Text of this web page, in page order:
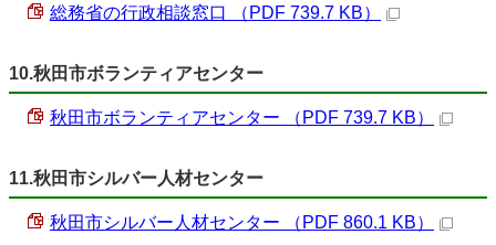
総務省の行政相談窓口 （PDF 739.7 KB）
10.秋田市ボランティアセンター
秋田市ボランティアセンター （PDF 739.7 KB）
11.秋田市シルバー人材センター
秋田市シルバー人材センター （PDF 860.1 KB）